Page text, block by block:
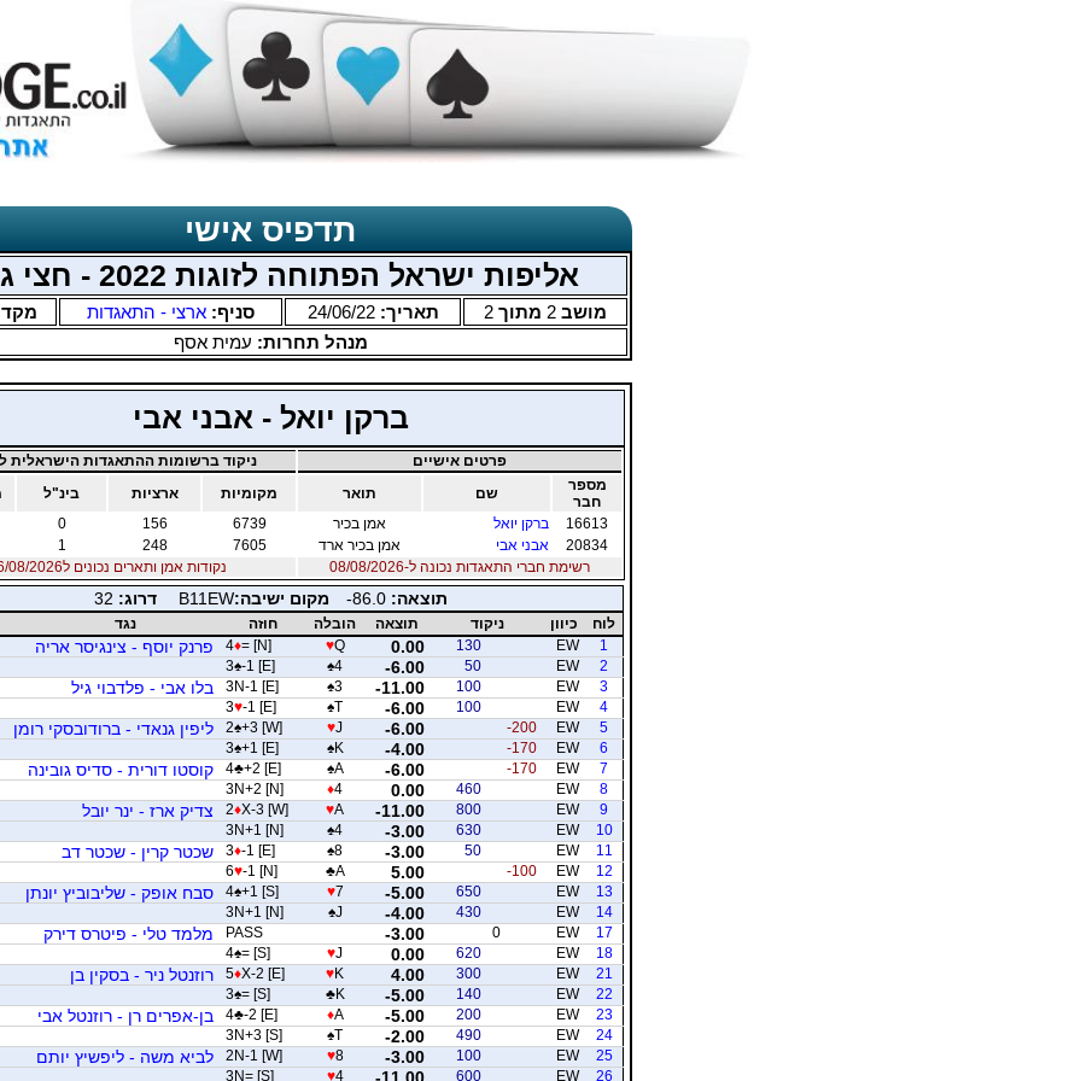
תדפיס אישי
אליפות ישראל הפתוחה לזוגות 2022 - חצי גמר
מושב 2 מתוך 2 תאריך:24/06/22 סניף: ארצי - התאגדות
מנהל תחרות: עמית אסף
ברקן יואל - אבני אבי
פרטים אישיים
ניקוד ברשומות ההתאגדות הישראלית
מספר
חבר
שם תואר מקומיות ארציות בינ"ל
16613
ברקן יואל אמן בכיר 6739
156
0
20834
אבני אבי אמן בכיר ארד 7605
248
1
רשימת חברי התאגדות נכונה ל-08/08/2026
נקודות אמן ותארים נכונים ל06/08/2026
תוצאה:-86.0 מקום ישיבה:B11EW דרוג: 32
לוח כיוון ניקוד תוצאה הובלה חוזה
נגד
1
EW
130
0.00
♥Q
4♦= [N] פרנק יוסף - צינגיסר אריה
2
EW
50
-6.00
♠4
3♠-1 [E]
3
EW
100
-11.00
♠3
3N-1 [E] בלו אבי - פלדבוי גיל
4
EW
100
-6.00
♠T
3♥-1 [E]
5
EW
-200
-6.00
♥J
2♠+3 [W] ליפין גנאדי - ברודובסקי רומן
6
EW
-170
-4.00
♠K
3♠+1 [E]
7
EW
-170
-6.00
♠A
4♣+2 [E] קוסטו דורית - סדיס גובינה
8
EW
460
0.00
♦4
3N+2 [N]
9
EW
800
-11.00
♥A
2♦X-3 [W] צדיק ארז - ינר יובל
10
EW
630
-3.00
♠4
3N+1 [N]
11
EW
50
-3.00
♠8
3♦-1 [E] שכטר קרין - שכטר דב
12
EW
-100
5.00
♣A
6♥-1 [N]
13
EW
650
-5.00
♥7
4♠+1 [S] סבח אופק - שליבוביץ יונתן
14
EW
430
-4.00
♠J
3N+1 [N]
17
EW
0
-3.00
PASS מלמד טלי - פיטרס דירק
18
EW
620
0.00
♥J
4♠= [S]
21
EW
300
4.00
♥K
5♦X-2 [E] רוזנטל ניר - בסקין בן
22
EW
140
-5.00
♣K
3♠= [S]
23
EW
200
-5.00
♦A
4♣-2 [E] בן-אפרים רן - רוזנטל אבי
24
EW
490
-2.00
♠T
3N+3 [S]
25
EW
100
-3.00
♥8
2N-1 [W] לביא משה - ליפשיץ יותם
26
EW
600
-11.00
♥4
3N= [S]